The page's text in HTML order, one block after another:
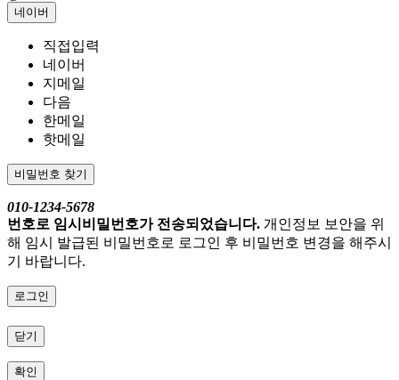
네이버
직접입력
네이버
지메일
다음
한메일
핫메일
비밀번호 찾기
010-1234-5678
번호로 임시비밀번호가 전송되었습니다. 개인정보 보안을 위
해 임시 발급된 비밀번호로 로그인 후 비밀번호 변경을 해주시
기 바랍니다.
로그인
닫기
확인